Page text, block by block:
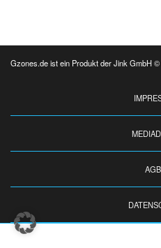
Gzones.de ist ein Produkt der Jink GmbH